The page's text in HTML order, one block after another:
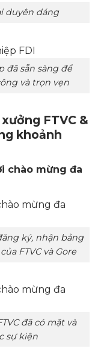
duyên dáng
đã sẵn sàng để
và trọn vẹn
FTVC &
khoảnh
chào mừng đa
ký, nhận bảng
FTVC và Gore
đã có mặt và
sự kiện